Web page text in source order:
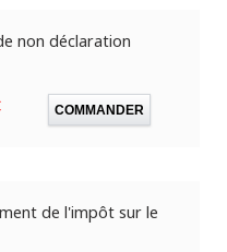
non déclaration
COMMANDER
de l'impôt sur le